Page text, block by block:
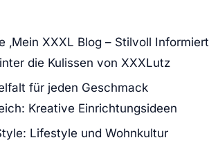
‚Mein XXXL Blog – Stilvoll
die Kulissen von XXXLutz
für jeden Geschmack
Kreative Einrichtungsideen
Lifestyle und Wohnkultur